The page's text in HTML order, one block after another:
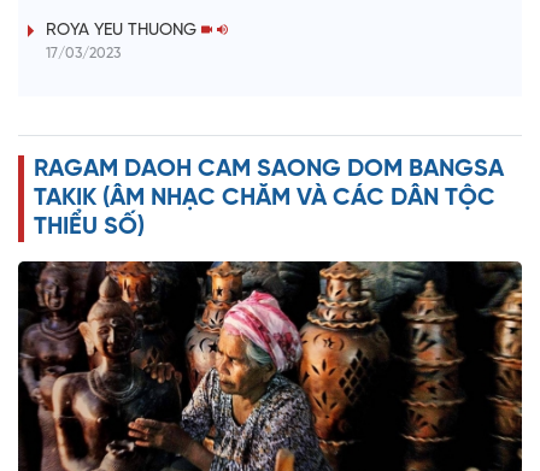
e
o
ROYA YEU THUONG
17/03/2023
RAGAM DAOH CAM SAONG DOM BANGSA
TAKIK (ÂM NHẠC CHĂM VÀ CÁC DÂN TỘC
THIỂU SỐ)